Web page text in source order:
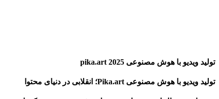
تولید ویدیو با هوش مصنوعی pika.art 2025
تولید ویدیو با هوش مصنوعی Pika.art؛ انقلابی در دنیای محتوا